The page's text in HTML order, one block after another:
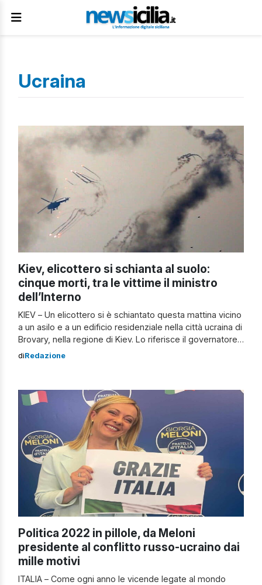
Ucraina
Kiev, elicottero si schianta al suolo:
cinque morti, tra le vittime il ministro
dell’Interno
KIEV – Un elicottero si è schiantato questa mattina vicino
a un asilo e a un edificio residenziale nella città ucraina di
Brovary, nella regione di Kiev. Lo riferisce il governatore
Oleksiy Kuleba. L’asilo è andato in fiamme, “al momento
diRedazione
Politica 2022 in pillole, da Meloni
presidente al conflitto russo-ucraino dai
mille motivi
ITALIA – Come ogni anno le vicende legate al mondo